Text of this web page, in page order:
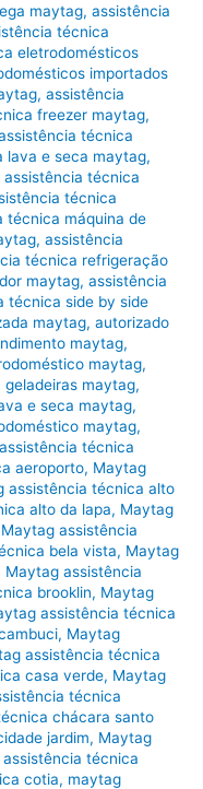
maytag,assistência
técnica
eletrodomésticos
importados
,assistência
freezer maytag,
técnica
lava e seca maytag,
assistência técnica
técnica
técnica máquina de
,assistência
técnica refrigeração
maytag,assistência
técnica side by side
maytag,autorizado
maytag,
maytag,
geladeiras maytag,
e seca maytag,
maytag,
técnica
aeroporto, Maytag
assistência técnica alto
alto da lapa, Maytag
Maytag assistência
bela vista, Maytag
Maytag assistência
brooklin, Maytag
assistência técnica
, Maytag
assistência técnica
casa verde, Maytag
técnica
chácara santo
jardim, Maytag
técnica
cotia, maytag